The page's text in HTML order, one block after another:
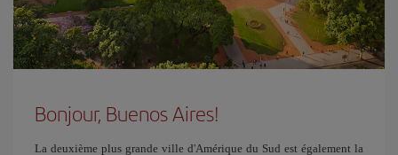
Bonjour, Buenos Aires!
La deuxième plus grande ville d'Amérique du Sud est également la